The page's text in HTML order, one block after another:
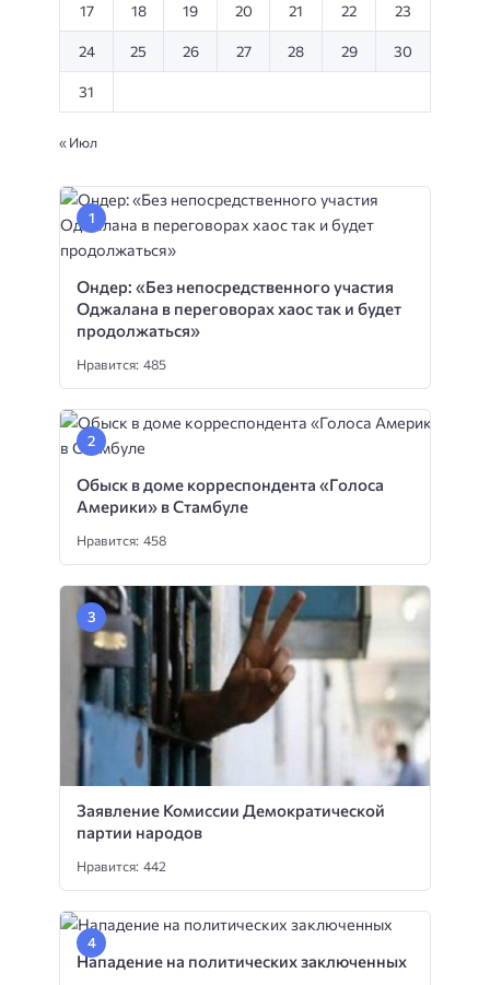
17 18 19 20 21 22 23
24 25 26 27 28 29 30
31
« Июл
Ондер: «Без непосредственного участия
Оджалана в переговорах хаос так и будет
продолжаться»
Нравится: 485
Обыск в доме корреспондента «Голоса
Америки» в Стамбуле
Нравится: 458
Заявление Комиссии Демократической
партии народов
Нравится: 442
Нападение на политических заключенных